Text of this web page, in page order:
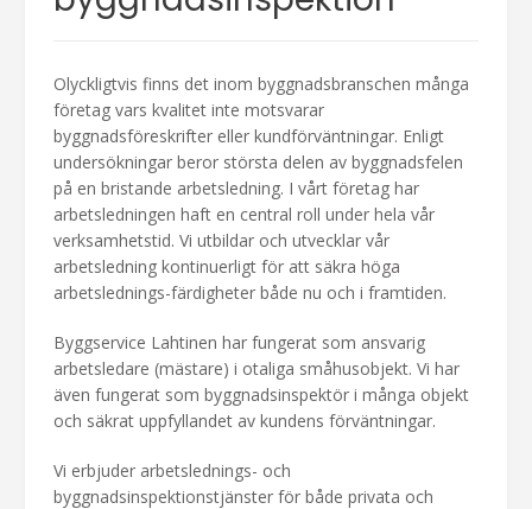
Olyckligtvis finns det inom byggnadsbranschen många
företag vars kvalitet inte motsvarar
byggnadsföreskrifter eller kundförväntningar. Enligt
undersökningar beror största delen av byggnadsfelen
på en bristande arbetsledning. I vårt företag har
arbetsledningen haft en central roll under hela vår
verksamhetstid. Vi utbildar och utvecklar vår
arbetsledning kontinuerligt för att säkra höga
arbetslednings-färdigheter både nu och i framtiden.
Byggservice Lahtinen har fungerat som ansvarig
arbetsledare (mästare) i otaliga småhusobjekt. Vi har
även fungerat som byggnadsinspektör i många objekt
och säkrat uppfyllandet av kundens förväntningar.
Vi erbjuder arbetslednings- och
byggnadsinspektionstjänster för både privata och